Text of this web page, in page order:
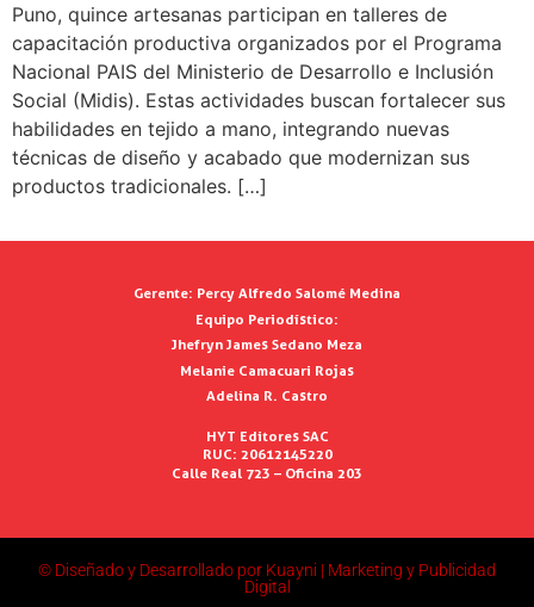
Puno, quince artesanas participan en talleres de
capacitación productiva organizados por el Programa
Nacional PAIS del Ministerio de Desarrollo e Inclusión
Social (Midis). Estas actividades buscan fortalecer sus
habilidades en tejido a mano, integrando nuevas
técnicas de diseño y acabado que modernizan sus
productos tradicionales. […]
Gerente: Percy Alfredo Salomé Medina
Equipo Periodístico:
Jhefryn James Sedano Meza
Melanie Camacuari Rojas
Adelina R. Castro
HYT Editores SAC
RUC: 20612145220
Calle Real 723 – Oficina 203
© Diseñado y Desarrollado por Kuayni | Marketing y Publicidad
Digital